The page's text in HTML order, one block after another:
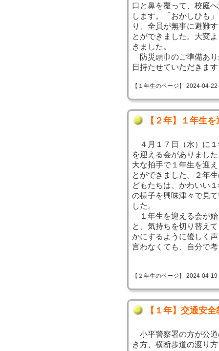
口と鼻を覆って、校庭
します。「おかしひも
り、全員が無事に避難
とができました。大変
きました。
防災頭巾のご準備あり
日持たせていただきま
【１年生のページ】 2024-04-
【２年】１年生
４月１７日（水）に１
を迎える会がありまし
大な拍手で１年生を迎
とができました。２年
どもたちは、かわいい
の様子を興味津々で見
した。
１年生を迎える会が始
と、気持ちを切り替え
かにするように優しく
言わなくても、自分で
【２年生のページ】 2024-04-
【１年】交通安全
小平警察署の方が公道
き方、横断歩道の渡り